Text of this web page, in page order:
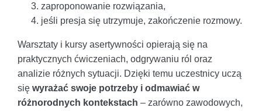
zaproponowanie rozwiązania,
jeśli presja się utrzymuje, zakończenie rozmowy.
Warsztaty i kursy asertywności opierają się na
praktycznych ćwiczeniach, odgrywaniu ról oraz
analizie różnych sytuacji. Dzięki temu uczestnicy uczą
się wyrażać swoje potrzeby i odmawiać w
różnorodnych kontekstach – zarówno zawodowych,